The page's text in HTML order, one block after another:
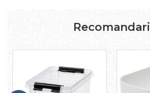
Recomandari